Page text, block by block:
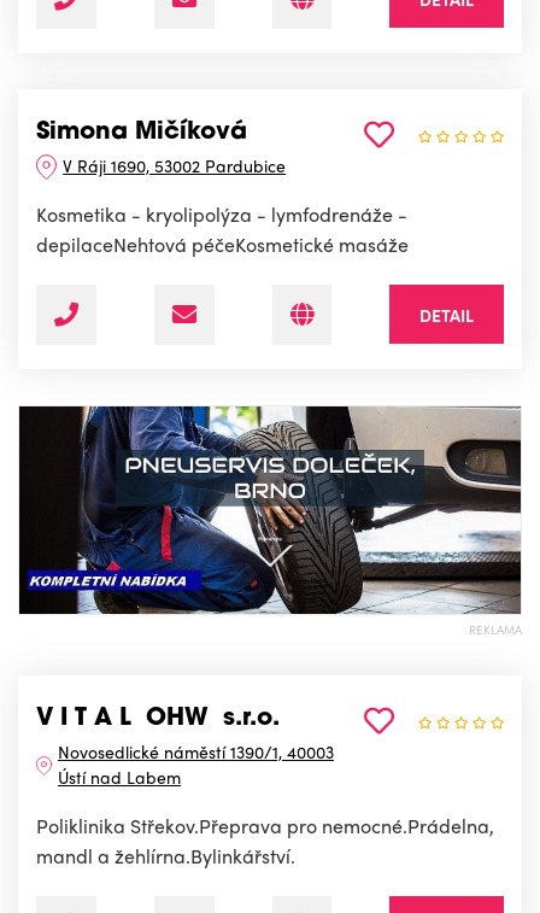
Simona Mičíková
V Ráji 1690, 53002 Pardubice
Kosmetika - kryolipolýza - lymfodrenáže -
depilaceNehtová péčeKosmetické masáže
DETAIL
REKLAMA
V I T A L OHW s.r.o.
Novosedlické náměstí 1390/1, 40003
Ústí nad Labem
Poliklinika Střekov.Přeprava pro nemocné.Prádelna,
mandl a žehlírna.Bylinkářství.